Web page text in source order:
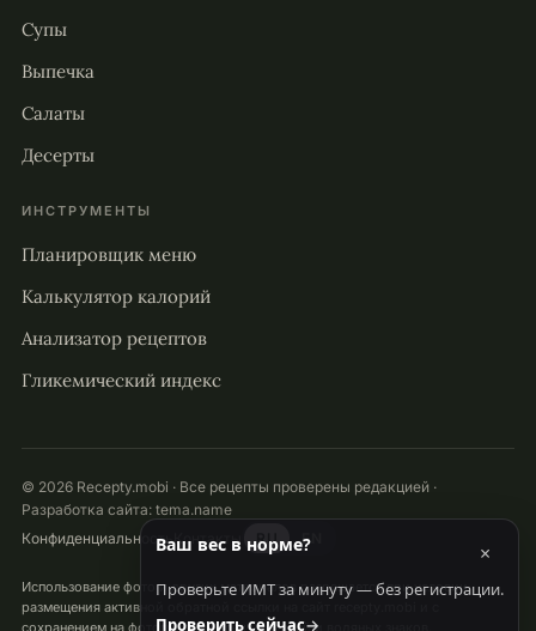
Супы
Выпечка
Салаты
Десерты
ИНСТРУМЕНТЫ
Планировщик меню
Калькулятор калорий
Анализатор рецептов
Гликемический индекс
© 2026 Recepty.mobi · Все рецепты проверены редакцией ·
Разработка сайта: tema.name
КонфиденциальностьКонтакты RU EN
Использование фото и других материалов разрешается при условии
размещения активной обратной ссылки на сайт recepty.mobi и с
сохранением на фотографиях всех надписей и водяных знаков.
Ваш вес в норме? ×
Проверьте ИМТ за минуту — без регистрации.
Проверить сейчас→